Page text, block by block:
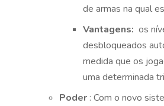
de armas na qual
Vantagens: os
desbloqueados
medida que os
uma determinada
Poder : Com o novo